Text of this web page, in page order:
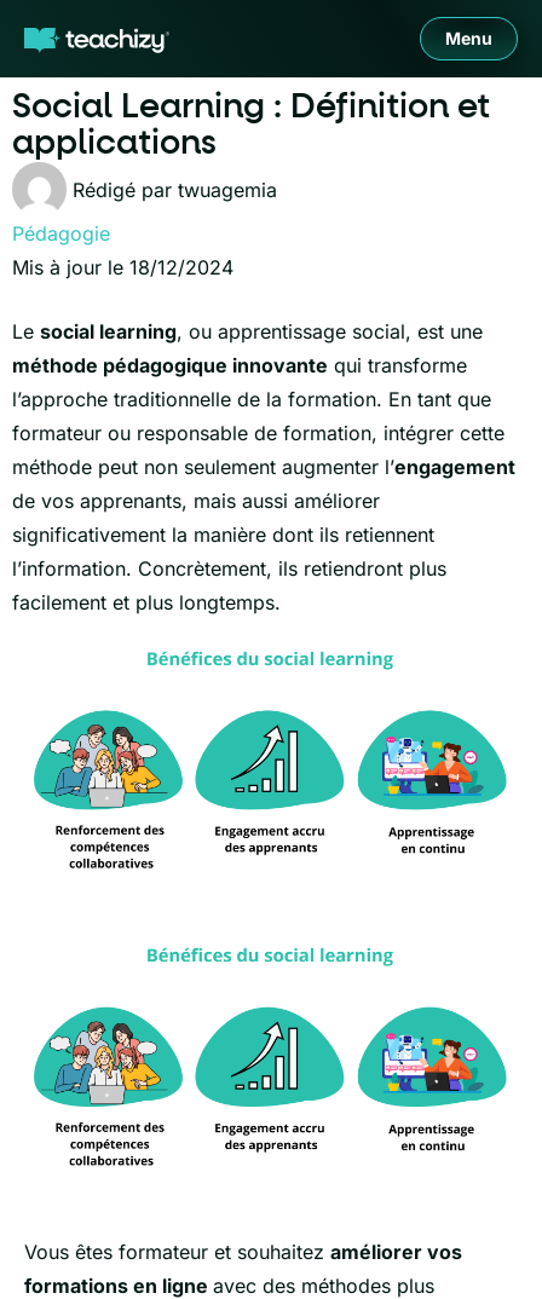
Menu
Social Learning : Définition et
applications
Rédigé par twuagemia
Pédagogie
Mis à jour le 18/12/2024
Le social learning, ou apprentissage social, est une
méthode pédagogique innovante qui transforme
l’approche traditionnelle de la formation. En tant que
formateur ou responsable de formation, intégrer cette
méthode peut non seulement augmenter l’engagement
de vos apprenants, mais aussi améliorer
significativement la manière dont ils retiennent
l’information. Concrètement, ils retiendront plus
facilement et plus longtemps.
Vous êtes formateur et souhaitez améliorer vos
formations en ligne avec des méthodes plus